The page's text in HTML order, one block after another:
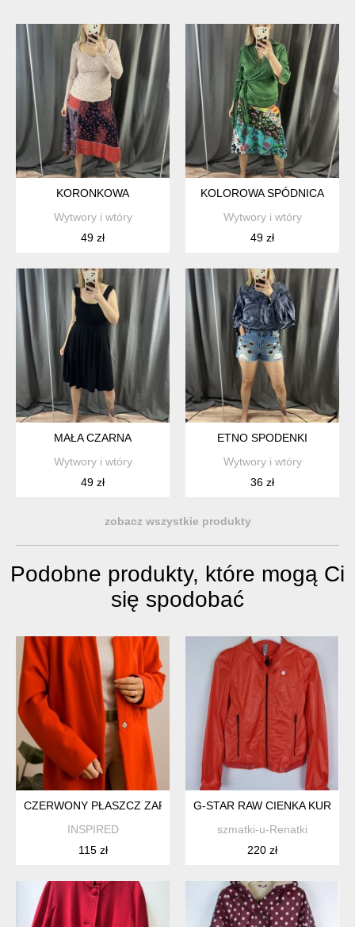
KORONKOWA
Wytwory i wtóry
49 zł
KOLOROWA SPÓDNICA
Wytwory i wtóry
49 zł
MAŁA CZARNA
Wytwory i wtóry
49 zł
ETNO SPODENKI
Wytwory i wtóry
36 zł
zobacz wszystkie produkty
Podobne produkty, które mogą Ci
się spodobać
CZERWONY PŁASZCZ ZARA 42/44
INSPIRED
115 zł
G-STAR RAW CIENKA
szmatki-u-Renatki
220 zł